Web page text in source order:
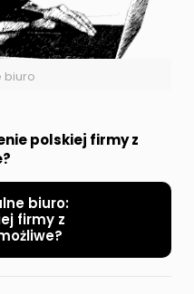
biuro
polskiej firmy z
biuro:
firmy z